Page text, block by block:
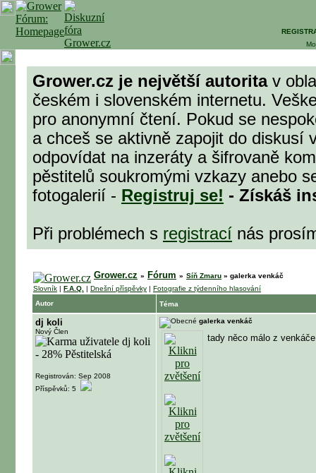
Grower.cz je největší autoritav
českém i slovenském internetu.
pro anonymní čtení. Pokud se
a chceš se aktivně zapojit do diskusí
odpovídat na inzeráty a šifrovaně
pěstitelů soukromými vzkazy anebo
fotogalerií - Registruj se! - Získáš
Při problémech s registrací nás
Grower.cz » Fórum » Síň Zmaru » galerka venkáč
Slovník | F.A.Q. | Dnešní příspěvky | Fotografie z týdenního hlasování
Autor
Téma
dj koli
Nový Člen
Registrován: Sep 2008
Příspěvků: 5
galerka venkáč
tady něco málo z